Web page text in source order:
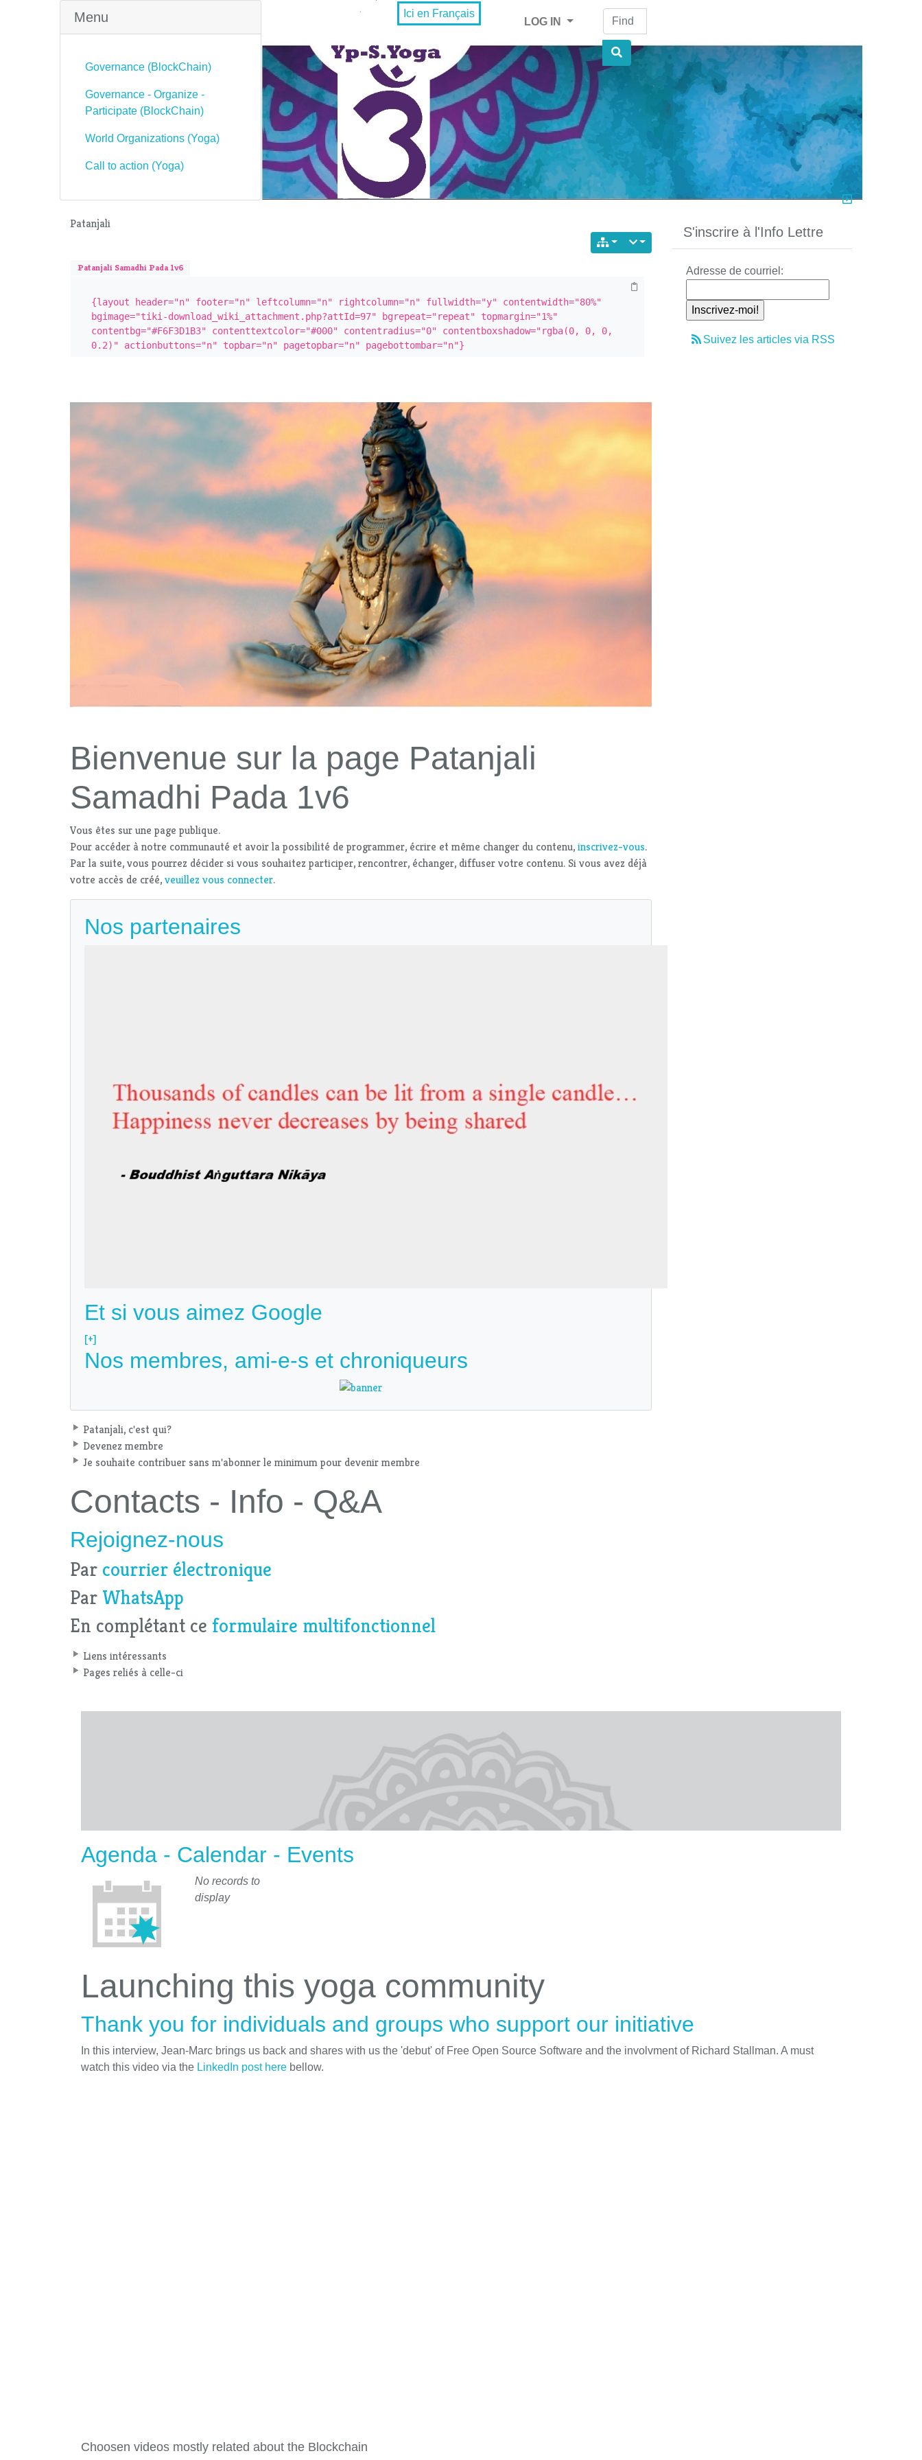
Menu
Governance (BlockChain)
Governance - Organize -
Participate (BlockChain)
World Organizations (Yoga)
Call to action (Yoga)
Ici en Français
LOG IN
Find
Patanjali
Patanjali Samadhi Pada 1v6
{layout header="n" footer="n" leftcolumn="n" rightcolumn="n" fullwidth="y" contentwidth="80%"
bgimage="tiki-download_wiki_attachment.php?attId=97" bgrepeat="repeat" topmargin="1%"
contentbg="#F6F3D1B3" contenttextcolor="#000" contentradius="0" contentboxshadow="rgba(0, 0, 0,
0.2)" actionbuttons="n" topbar="n" pagetopbar="n" pagebottombar="n"}
Bienvenue sur la page Patanjali
Samadhi Pada 1v6
Vous êtes sur une page publique.
Pour accéder à notre communauté et avoir la possibilité de programmer, écrire et même changer du contenu,inscrivez-vous.
Par la suite, vous pourrez décider si vous souhaitez participer, rencontrer, échanger, diffuser votre contenu. Si vous avez déjà
votre accès de créé,veuillez vous connecter.
Nos partenaires
Et si vous aimez Google
[+]
Nos membres, ami-e-s et chroniqueurs
Patanjali, c'est qui?
Devenez membre
Je souhaite contribuer sans m'abonner le minimum pour devenir membre
Contacts - Info - Q&A
Rejoignez-nous
Par courrier électronique
Par WhatsApp
En complétant ce formulaire multifonctionnel
Liens intéressants
Pages reliés à celle-ci
S'inscrire à l'Info Lettre
Adresse de courriel:
Suivez les articles via RSS
Agenda - Calendar - Events
No records to
display
Launching this yoga community
Thank you for individuals and groups who support our initiative
In this interview, Jean-Marc brings us back and shares with us the 'debut' of Free Open Source Software and the involvment of Richard Stallman. A must
watch this video via the LinkedIn post here bellow.
Choosen videos mostly related about the Blockchain